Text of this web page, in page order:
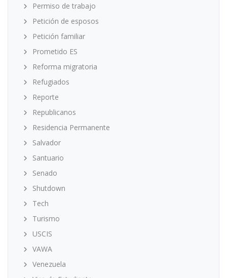
Permiso de trabajo
Petición de esposos
Petición familiar
Prometido ES
Reforma migratoria
Refugiados
Reporte
Republicanos
Residencia Permanente
Salvador
Santuario
Senado
Shutdown
Tech
Turismo
USCIS
VAWA
Venezuela